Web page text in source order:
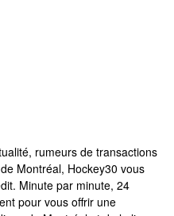
rumeurs de transactions
Montréal, Hockey30 vous
Minute par minute, 24
pour vous offrir une